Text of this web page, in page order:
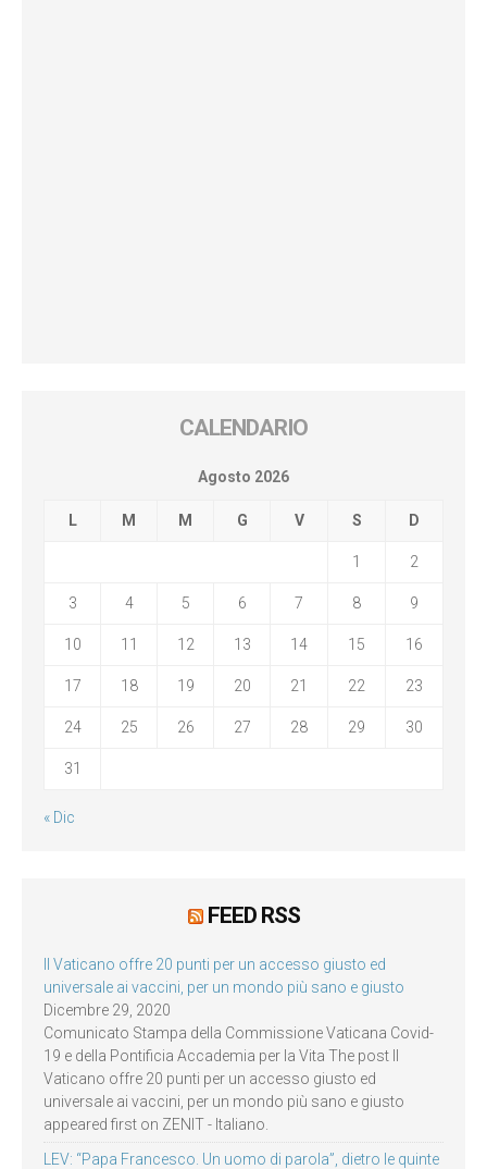
CALENDARIO
Agosto 2026
L M M G V S D
1 2
3 4 5 6 7 8 9
10 11 12 13 14 15 16
17 18 19 20 21 22 23
24 25 26 27 28 29 30
31
« Dic
FEED RSS
Il Vaticano offre 20 punti per un accesso giusto ed
universale ai vaccini, per un mondo più sano e giusto
Dicembre 29, 2020
Comunicato Stampa della Commissione Vaticana Covid-
19 e della Pontificia Accademia per la Vita The post Il
Vaticano offre 20 punti per un accesso giusto ed
universale ai vaccini, per un mondo più sano e giusto
appeared first on ZENIT - Italiano.
LEV: “Papa Francesco. Un uomo di parola”, dietro le quinte